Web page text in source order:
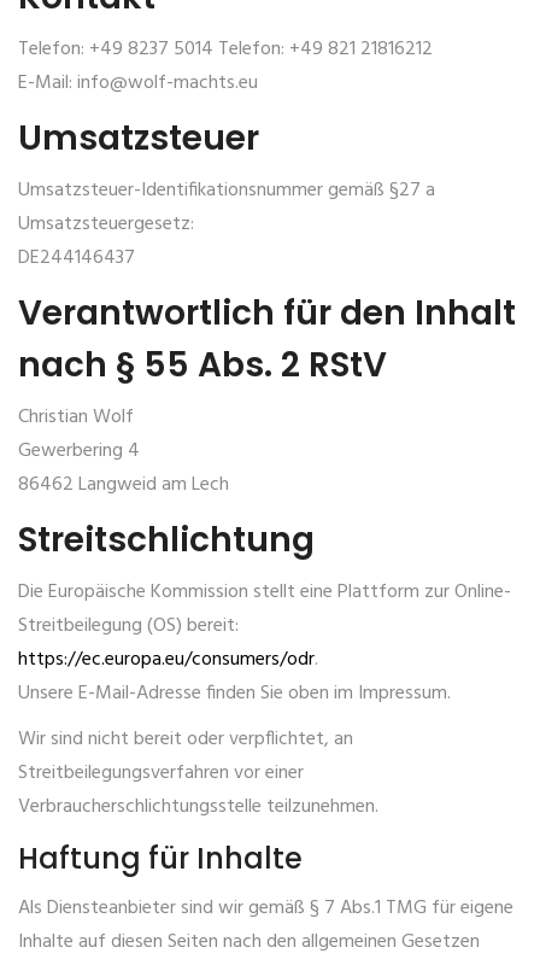
Telefon: +49 8237 5014 Telefon: +49 821 21816212
E-Mail: info@wolf-machts.eu
Umsatzsteuer
Umsatzsteuer-Identifikationsnummer gemäß §27 a
Umsatzsteuergesetz:
DE244146437
Verantwortlich für den Inhalt
nach § 55 Abs. 2 RStV
Christian Wolf
Gewerbering 4
86462 Langweid am Lech
Streitschlichtung
Die Europäische Kommission stellt eine Plattform zur Online-
Streitbeilegung (OS) bereit:
https://ec.europa.eu/consumers/odr.
Unsere E-Mail-Adresse finden Sie oben im Impressum.
Wir sind nicht bereit oder verpflichtet, an
Streitbeilegungsverfahren vor einer
Verbraucherschlichtungsstelle teilzunehmen.
Haftung für Inhalte
Als Diensteanbieter sind wir gemäß § 7 Abs.1 TMG für eigene
Inhalte auf diesen Seiten nach den allgemeinen Gesetzen